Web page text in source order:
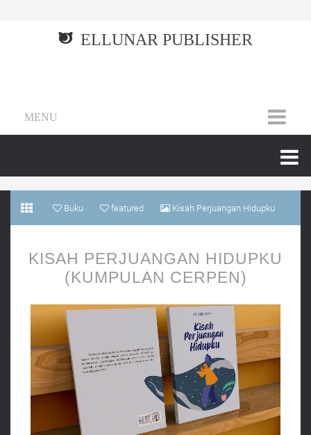
ELLUNAR PUBLISHER
MENU
Buku featured Kisah Perjuangan Hidupku
KISAH PERJUANGAN HIDUPKU
(KUMPULAN CERPEN)